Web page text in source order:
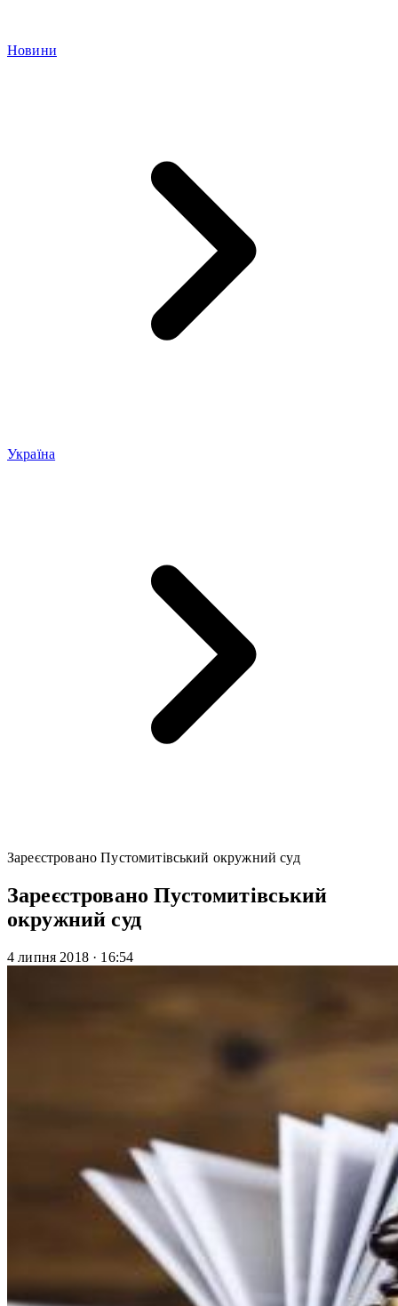
Новини
Україна
Зареєстровано Пустомитівський окружний суд
Зареєстровано Пустомитівський
окружний суд
4 липня 2018 · 16:54